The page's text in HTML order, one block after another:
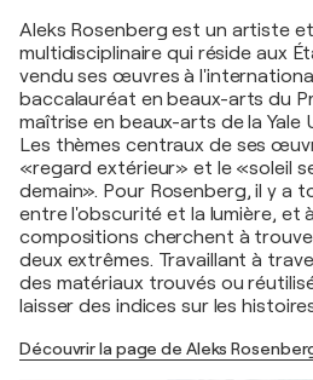
Aleks Rosenberg est un artiste
multidisciplinaire qui réside aux
vendu ses œuvres à
baccalauréat en beaux-arts du
maîtrise en beaux-arts de la Yale
Les thèmes centraux de ses
«regard extérieur» et le «soleil
demain». Pour Rosenberg, il y a
entre l'obscurité et la lumière, et
compositions cherchent à
deux extrêmes. Travaillant à
des matériaux trouvés ou
laisser des indices sur les
Découvrir la page de Aleks